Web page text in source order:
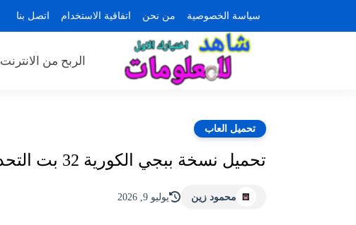
سياسة الخصوصية من نحن اتفاقية الاستخدام اتصل بنا
الربح من الانترنت
تحميل العاب
تحميل نسخة ببجي الكورية 32 بت التحديث الجديد 4.5 | pubg kr 32bit
محمود زين يوليو 9, 2026